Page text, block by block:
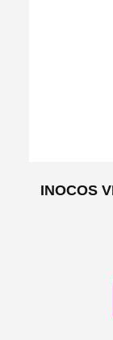
INOCOS